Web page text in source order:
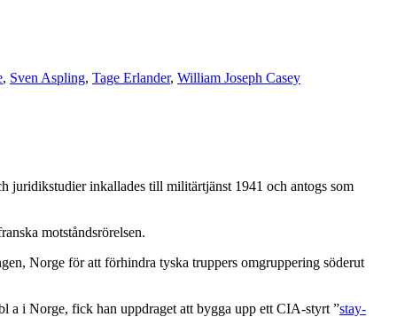
, Sven Aspling, Tage Erlander, William Joseph Casey
juridikstudier inkallades till militärtjänst 1941 och antogs som
motståndsrörelsen.
Norge för att förhindra tyska truppers omgruppering söderut
a i Norge, fick han uppdraget att bygga upp ett CIA-styrt ”stay-